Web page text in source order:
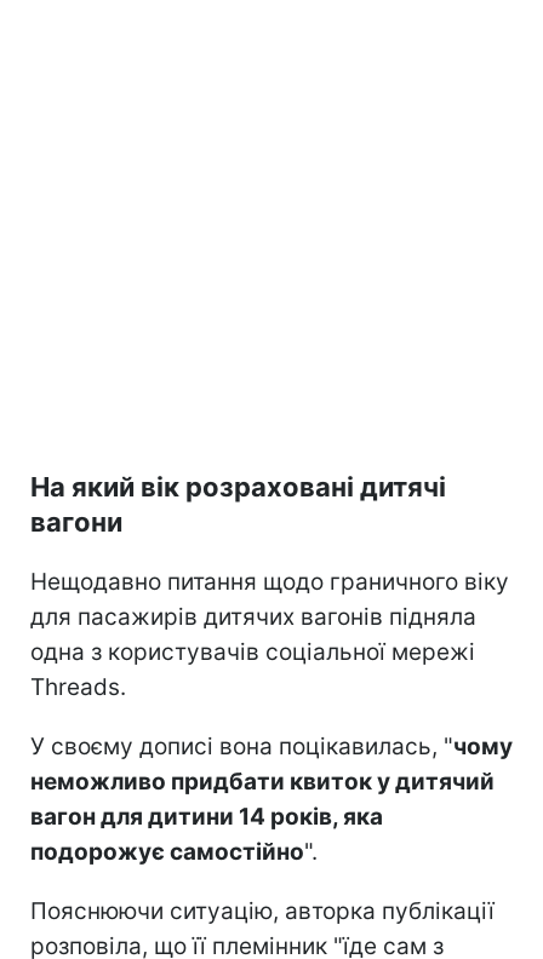
На який вік розраховані дитячі
вагони
Нещодавно питання щодо граничного віку
для пасажирів дитячих вагонів підняла
одна з користувачів соціальної мережі
Threads.
У своєму дописі вона поцікавилась, "чому
неможливо придбати квиток у дитячий
вагон для дитини 14 років, яка
подорожує самостійно".
Пояснюючи ситуацію, авторка публікації
розповіла, що її племінник "їде сам з